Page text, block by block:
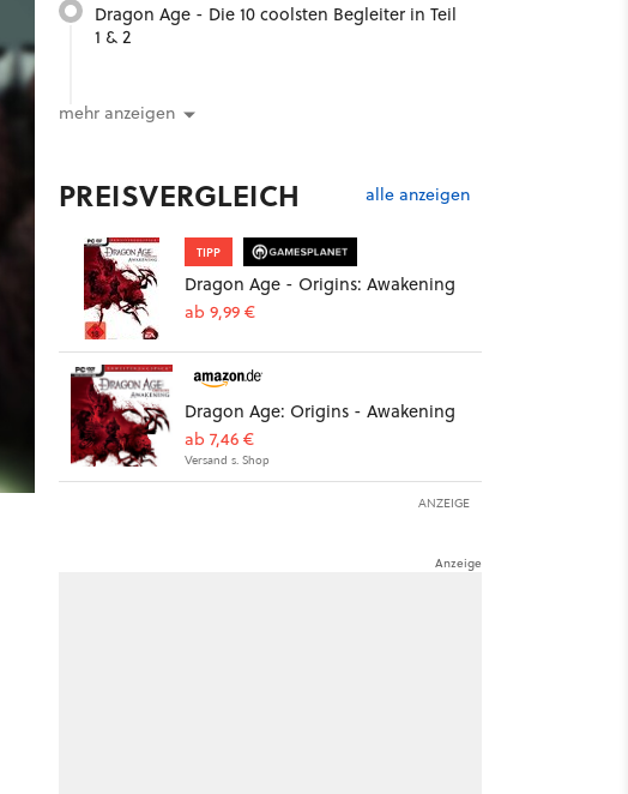
Dragon Age - Die 10 coolsten Begleiter in Teil
1 & 2
mehr anzeigen
PREISVERGLEICH alle anzeigen
TIPP
Dragon Age - Origins: Awakening
ab 9,99 €
Dragon Age: Origins - Awakening
ab 7,46 €
Versand s. Shop
ANZEIGE